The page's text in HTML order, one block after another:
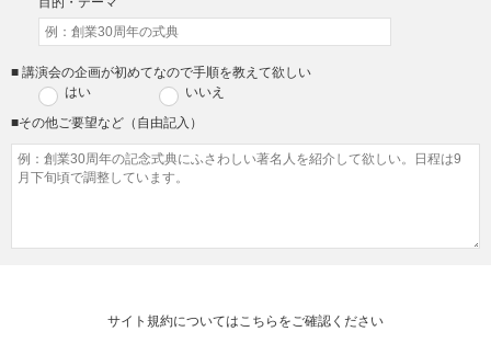
■ 講演会の企画が初めてなので手順を教えて欲しい
はい
いいえ
■その他ご要望など（自由記入）
サイト規約についてはこちら をご確認ください